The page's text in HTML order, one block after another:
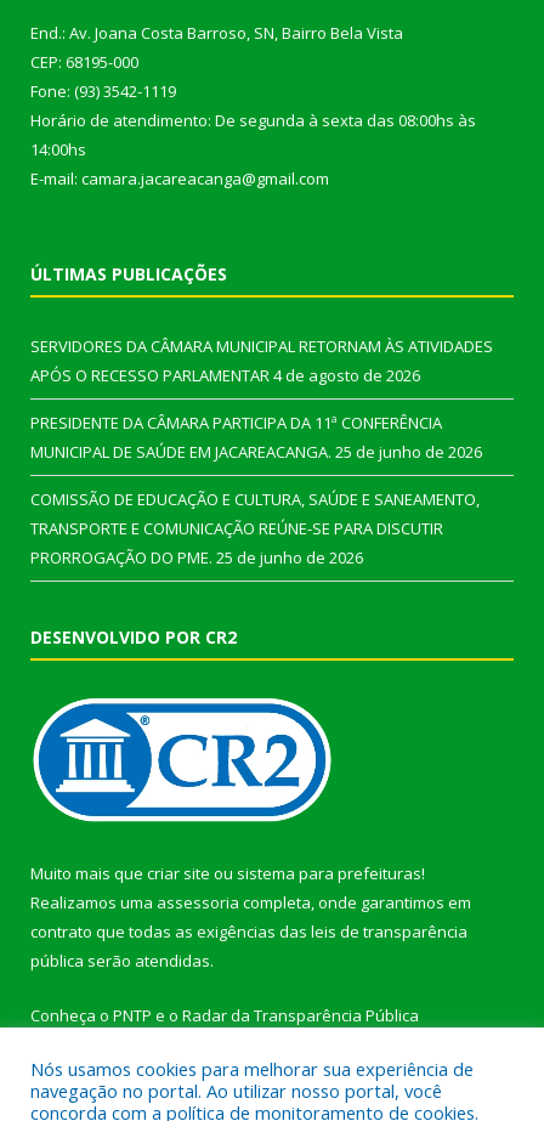
End.: Av. Joana Costa Barroso, SN, Bairro Bela Vista
CEP: 68195-000
Fone: (93) 3542-1119
Horário de atendimento: De segunda à sexta das 08:00hs às
14:00hs
E-mail: camara.jacareacanga@gmail.com
ÚLTIMAS PUBLICAÇÕES
SERVIDORES DA CÂMARA MUNICIPAL RETORNAM ÀS ATIVIDADES
APÓS O RECESSO PARLAMENTAR4 de agosto de 2026
PRESIDENTE DA CÂMARA PARTICIPA DA 11ª CONFERÊNCIA
MUNICIPAL DE SAÚDE EM JACAREACANGA. 25 de junho de 2026
COMISSÃO DE EDUCAÇÃO E CULTURA, SAÚDE E SANEAMENTO,
TRANSPORTE E COMUNICAÇÃO REÚNE-SE PARA DISCUTIR
PRORROGAÇÃO DO PME. 25 de junho de 2026
DESENVOLVIDO POR CR2
Muito mais que criar site ou sistema para prefeituras!
Realizamos uma assessoria completa, onde garantimos em
contrato que todas as exigências das leis de transparência
pública serão atendidas.
Conheça o PNTP e o Radar da Transparência Pública
Nós usamos cookies para melhorar sua experiência de
navegação no portal. Ao utilizar nosso portal, você
concorda com a política de monitoramento de cookies.